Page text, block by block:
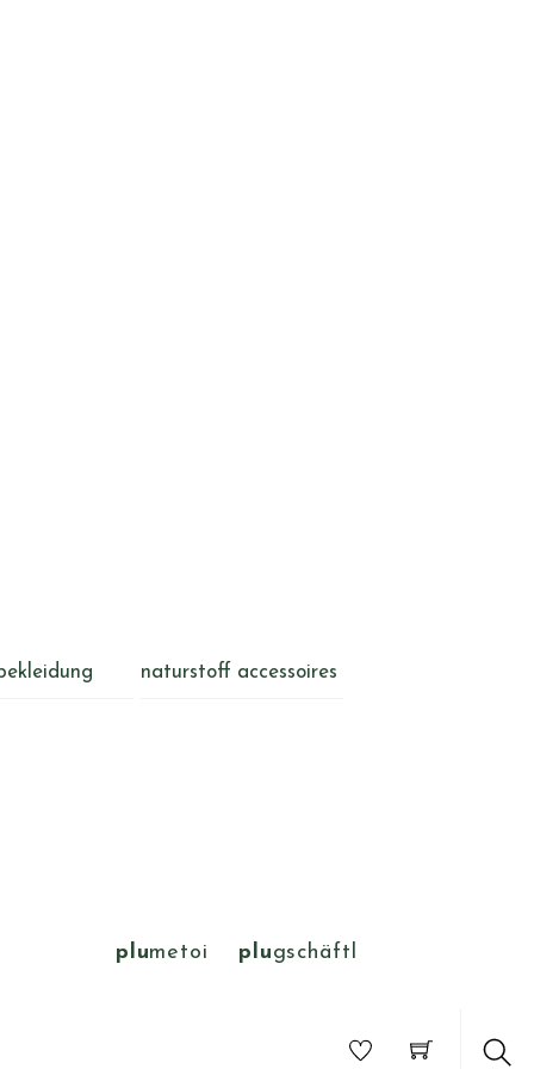
naturstoff accessoires
plumetoi plugschäftl